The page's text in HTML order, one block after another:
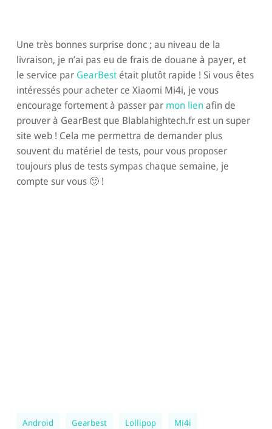
Une très bonnes surprise donc ; au niveau de la
livraison, je n’ai pas eu de frais de douane à payer, et
le service par GearBestétait plutôt rapide ! Si vous êtes
intéressés pour acheter ce Xiaomi Mi4i, je vous
encourage fortement à passer par mon lienafin de
prouver à GearBest que Blablahightech.fr est un super
site web ! Cela me permettra de demander plus
souvent du matériel de tests, pour vous proposer
toujours plus de tests sympas chaque semaine, je
compte sur vous 🙂 !
Android Gearbest Lollipop Mi4i